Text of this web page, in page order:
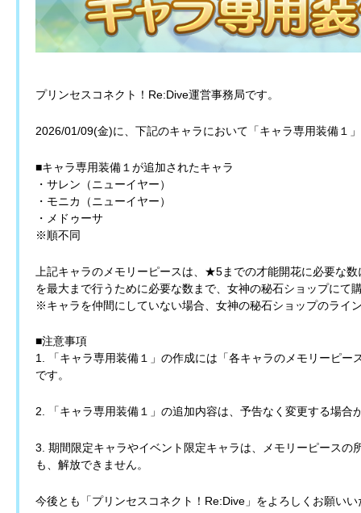
プリンセスコネクト！Re:Dive運営事務局です。
2026/01/09(金)に、下記のキャラにおいて「キャラ専用装備１
■キャラ専用装備１が追加されたキャラ
・サレン（ニューイヤー）
・モニカ（ニューイヤー）
・メドゥーサ
※順不同
上記キャラのメモリーピースは、★5までの才能開花に必要な
を最大まで行うために必要な数まで、女神の秘石ショップにて
※キャラを仲間にしていない場合、女神の秘石ショップのライ
■注意事項
1. 「キャラ専用装備１」の作成には「各キャラのメモリーピ
です。
2. 「キャラ専用装備１」の追加内容は、予告なく変更する場合
3. 期間限定キャラやイベント限定キャラは、メモリーピースの
も、解放できません。
今後とも「プリンセスコネクト！Re:Dive」をよろしくお願いい